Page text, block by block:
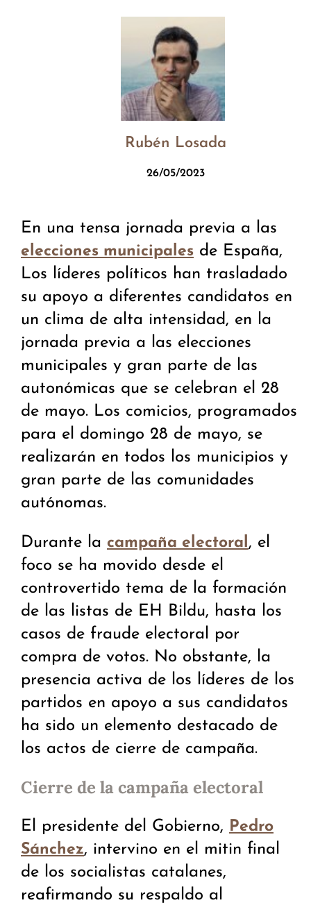
Rubén Losada
26/05/2023
En una tensa jornada previa a las
elecciones municipales de España,
Los líderes políticos han trasladado
su apoyo a diferentes candidatos en
un clima de alta intensidad, en la
jornada previa a las elecciones
municipales y gran parte de las
autonómicas que se celebran el 28
de mayo. Los comicios, programados
para el domingo 28 de mayo, se
realizarán en todos los municipios y
gran parte de las comunidades
autónomas.
Durante la campaña electoral, el
foco se ha movido desde el
controvertido tema de la formación
de las listas de EH Bildu, hasta los
casos de fraude electoral por
compra de votos. No obstante, la
presencia activa de los líderes de los
partidos en apoyo a sus candidatos
ha sido un elemento destacado de
los actos de cierre de campaña.
Cierre de la campaña electoral
El presidente del Gobierno, Pedro
Sánchez, intervino en el mitin final
de los socialistas catalanes,
reafirmando su respaldo al